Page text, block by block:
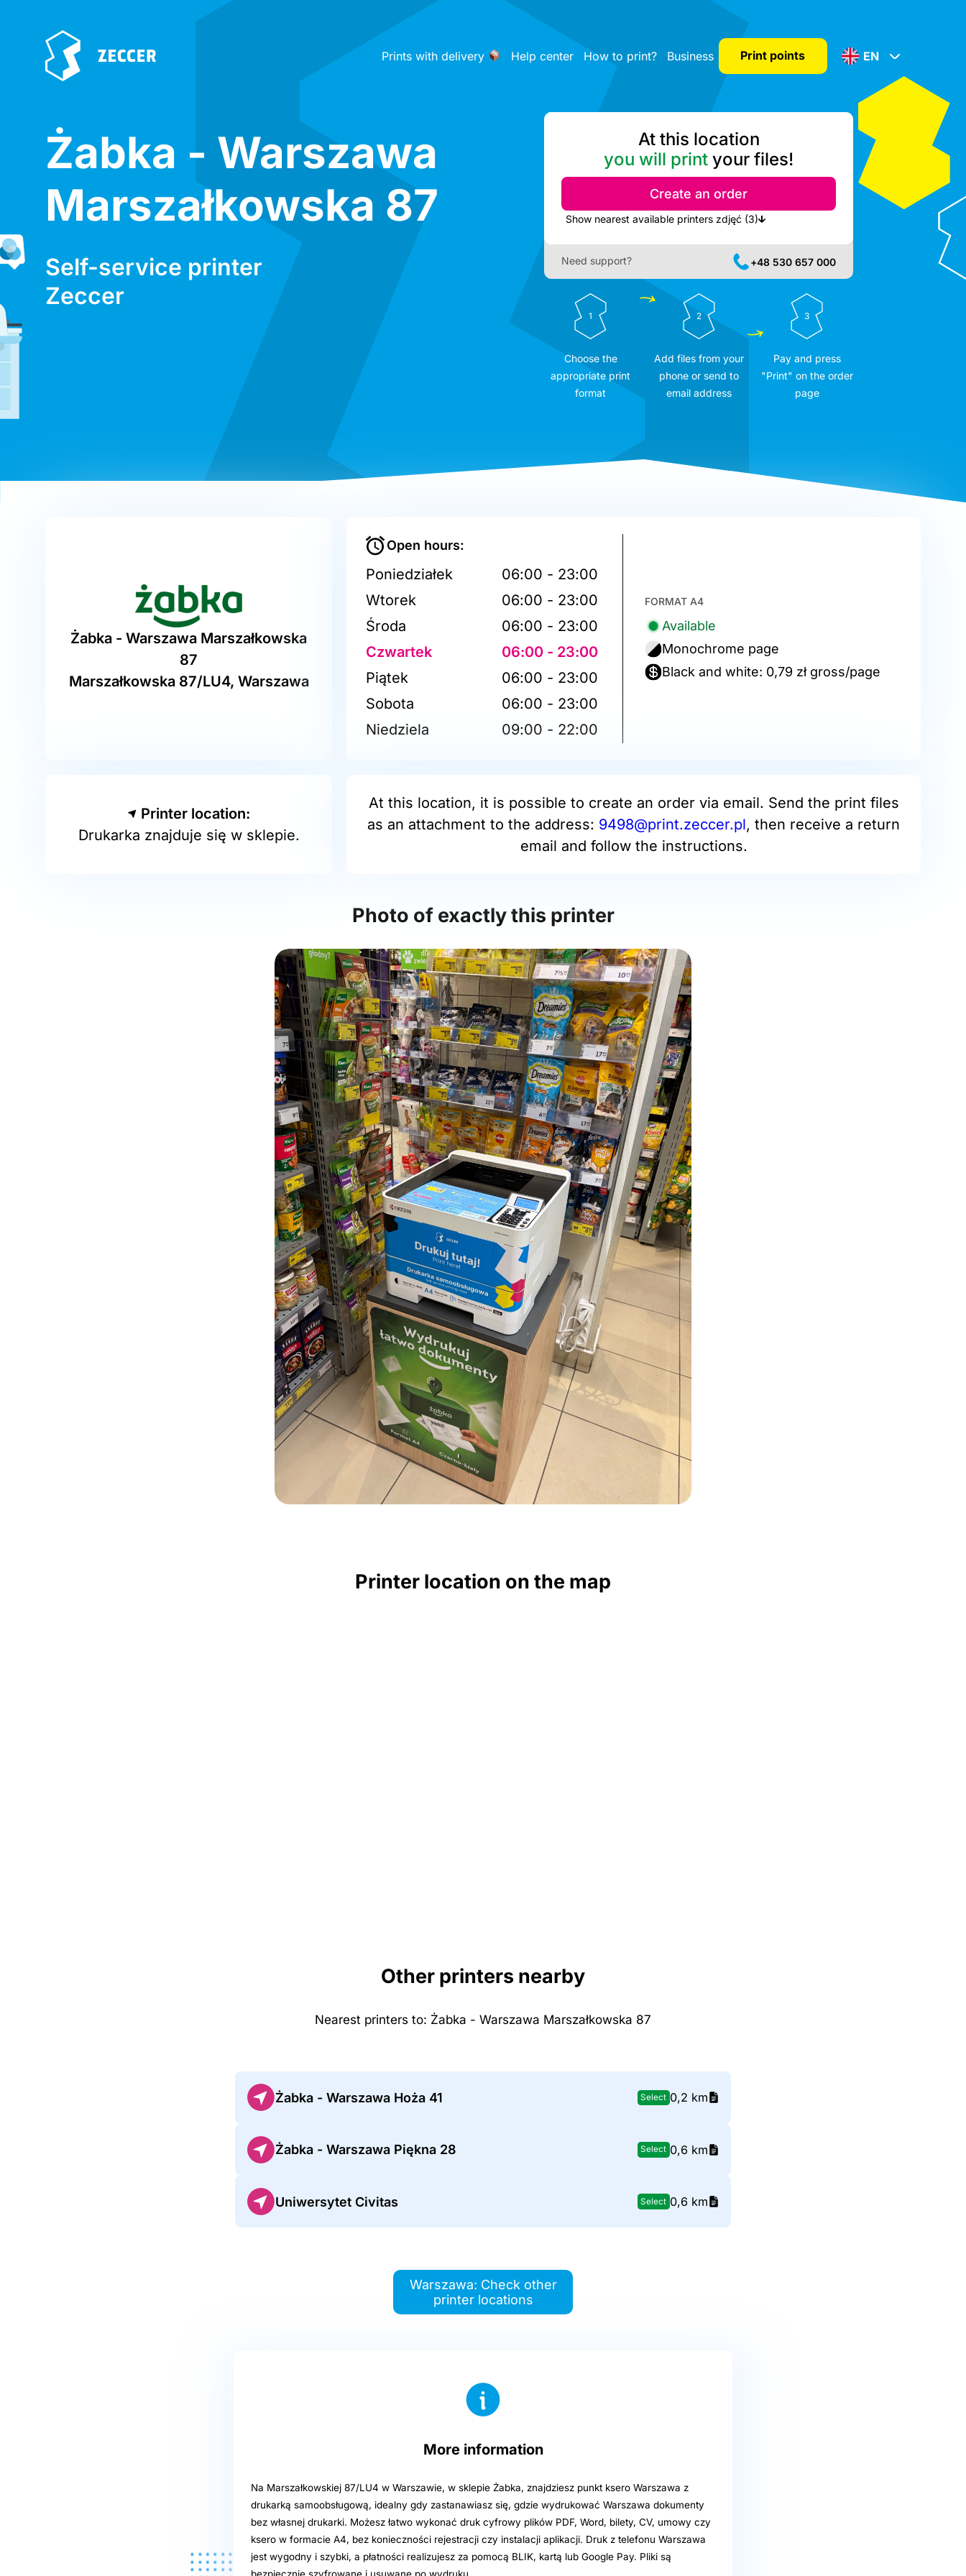
Prints with delivery Help center How to print? Business Print points EN
Żabka - Warszawa
Marszałkowska 87
Self-service printer
Zeccer
At this location
you will print your files!
Create an order
Show nearest available printers zdjęć (3)
Need support? +48 530 657 000
1
Choose the
appropriate print
format
2
Add files from your
phone or send to
email address
3
Pay and press
"Print" on the order
page
Żabka - Warszawa Marszałkowska
87
Marszałkowska 87/LU4, Warszawa
Open hours:
Poniedziałek
06:00 - 23:00
Wtorek
06:00 - 23:00
Środa
06:00 - 23:00
Czwartek
06:00 - 23:00
Piątek
06:00 - 23:00
Sobota
06:00 - 23:00
Niedziela
09:00 - 22:00
FORMAT A4
Available
Monochrome page
Black and white: 0,79 zł gross/page
Printer location:
Drukarka znajduje się w sklepie.
At this location, it is possible to create an order via email. Send the print files
as an attachment to the address: 9498@print.zeccer.pl, then receive a return
email and follow the instructions.
Photo of exactly this printer
Printer location on the map
Other printers nearby
Nearest printers to: Żabka - Warszawa Marszałkowska 87
Żabka - Warszawa Hoża 41 Select 0,2 km
Żabka - Warszawa Piękna 28 Select 0,6 km
Uniwersytet Civitas Select 0,6 km
Warszawa: Check other
printer locations
More information
Na Marszałkowskiej 87/LU4 w Warszawie, w sklepie Żabka, znajdziesz punkt ksero Warszawa z
drukarką samoobsługową, idealny gdy zastanawiasz się, gdzie wydrukować Warszawa dokumenty
bez własnej drukarki. Możesz łatwo wykonać druk cyfrowy plików PDF, Word, bilety, CV, umowy czy
ksero w formacie A4, bez konieczności rejestracji czy instalacji aplikacji. Druk z telefonu Warszawa
jest wygodny i szybki, a płatności realizujesz za pomocą BLIK, kartą lub Google Pay. Pliki są